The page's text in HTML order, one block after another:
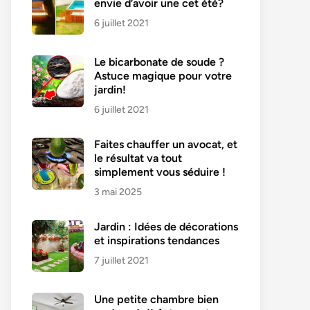
envie d’avoir une cet été?
6 juillet 2021
Le bicarbonate de soude ?
Astuce magique pour votre
jardin!
6 juillet 2021
Faites chauffer un avocat, et
le résultat va tout
simplement vous séduire !
3 mai 2025
Jardin : Idées de décorations
et inspirations tendances
7 juillet 2021
Une petite chambre bien